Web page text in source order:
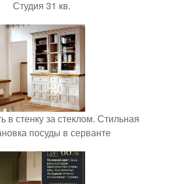
Студия 31 кв.
в стенку за стеклом. Стильная
посуды в серванте